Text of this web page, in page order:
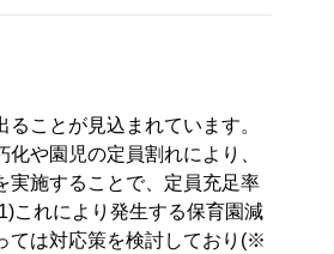
ことが見込まれています。
や園児の定員割れにより、
実施することで、定員充足率
これにより発生する保育園減
ては対応策を検討しており(※